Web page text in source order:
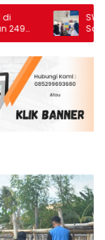
SWSC
Sampah
Macca